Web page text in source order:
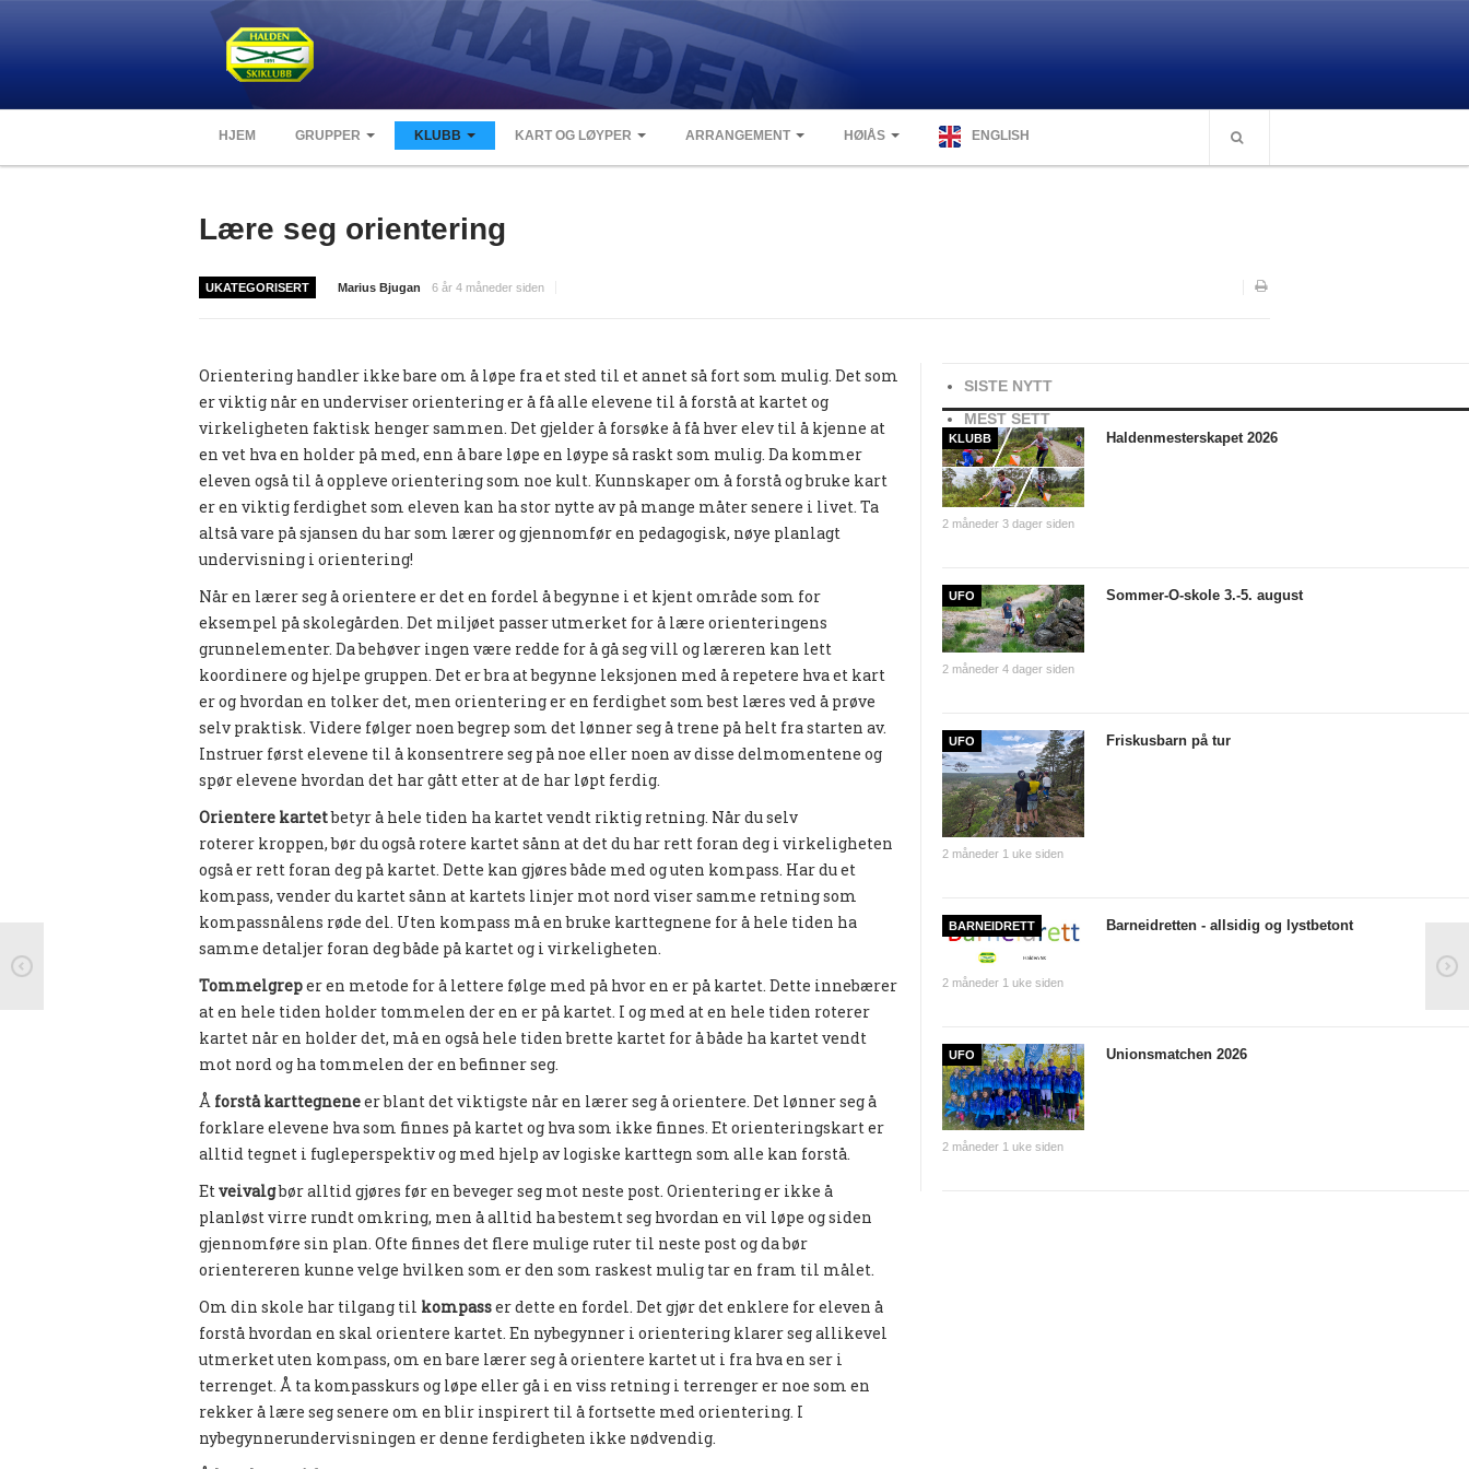
HJEM GRUPPER KLUBB KART OG LØYPER ARRANGEMENT HØIÅS ENGLISH
Lære seg orientering
UKATEGORISERT Marius Bjugan 6 år 4 måneder siden
Orientering handler ikke bare om å løpe fra et sted til et annet så fort som mulig. Det som
er viktig når en underviser orientering er å få alle elevene til å forstå at kartet og
virkeligheten faktisk henger sammen. Det gjelder å forsøke å få hver elev til å kjenne at
en vet hva en holder på med, enn å bare løpe en løype så raskt som mulig. Da kommer
eleven også til å oppleve orientering som noe kult. Kunnskaper om å forstå og bruke kart
er en viktig ferdighet som eleven kan ha stor nytte av på mange måter senere i livet. Ta
altså vare på sjansen du har som lærer og gjennomfør en pedagogisk, nøye planlagt
undervisning i orientering!
Når en lærer seg å orientere er det en fordel å begynne i et kjent område som for
eksempel på skolegården. Det miljøet passer utmerket for å lære orienteringens
grunnelementer. Da behøver ingen være redde for å gå seg vill og læreren kan lett
koordinere og hjelpe gruppen. Det er bra at begynne leksjonen med å repetere hva et kart
er og hvordan en tolker det, men orientering er en ferdighet som best læres ved å prøve
selv praktisk. Videre følger noen begrep som det lønner seg å trene på helt fra starten av.
Instruer først elevene til å konsentrere seg på noe eller noen av disse delmomentene og
spør elevene hvordan det har gått etter at de har løpt ferdig.
Orientere kartetbetyr å hele tiden ha kartet vendt riktig retning. Når du selv
roterer kroppen, bør du også rotere kartet sånn at det du har rett foran deg i virkeligheten
også er rett foran deg på kartet. Dette kan gjøres både med og uten kompass. Har du et
kompass, vender du kartet sånn at kartets linjer mot nord viser samme retning som
kompassnålens røde del. Uten kompass må en bruke karttegnene for å hele tiden ha
samme detaljer foran deg både på kartet og i virkeligheten.
Tommelgreper en metode for å lettere følge med på hvor en er på kartet. Dette innebærer
at en hele tiden holder tommelen der en er på kartet. I og med at en hele tiden roterer
kartet når en holder det, må en også hele tiden brette kartet for å både ha kartet vendt
mot nord og ha tommelen der en befinner seg.
Å forstå karttegneneer blant det viktigste når en lærer seg å orientere. Det lønner seg å
forklare elevene hva som finnes på kartet og hva som ikke finnes. Et orienteringskart er
alltid tegnet i fugleperspektiv og med hjelp av logiske karttegn som alle kan forstå.
Etveivalgbør alltid gjøres før en beveger seg mot neste post. Orientering er ikke å
planløst virre rundt omkring, men å alltid ha bestemt seg hvordan en vil løpe og siden
gjennomføre sin plan. Ofte finnes det flere mulige ruter til neste post og da bør
orientereren kunne velge hvilken som er den som raskest mulig tar en fram til målet.
Om din skole har tilgang til kompasser dette en fordel. Det gjør det enklere for eleven å
forstå hvordan en skal orientere kartet. En nybegynner i orientering klarer seg allikevel
utmerket uten kompass, om en bare lærer seg å orientere kartet ut i fra hva en ser i
terrenget. Å ta kompasskurs og løpe eller gå i en viss retning i terrenger er noe som en
rekker å lære seg senere om en blir inspirert til å fortsette med orientering. I
nybegynnerundervisningen er denne ferdigheten ikke nødvendig.
SISTE NYTT
MEST SETT
KLUBB
2 måneder 3 dager siden
Haldenmesterskapet 2026
UFO
2 måneder 4 dager siden
Sommer-O-skole 3.-5. august
UFO
2 måneder 1 uke siden
Friskusbarn på tur
BARNEIDRETT
2 måneder 1 uke siden
Barneidretten - allsidig og lystbetont
UFO
2 måneder 1 uke siden
Unionsmatchen 2026